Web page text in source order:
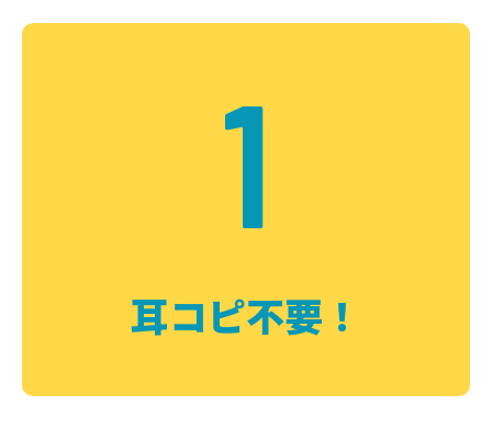
1
耳コピ不要！